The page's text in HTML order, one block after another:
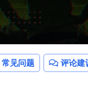
常见问题 评论建